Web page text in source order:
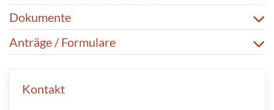
Dokumente
Anträge / Formulare
Kontakt